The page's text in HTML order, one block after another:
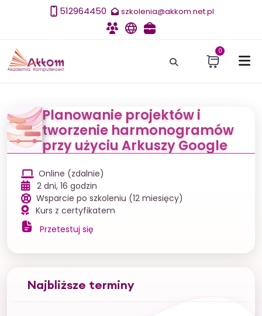
512964450 szkolenia@akkom.net.pl
SzkoleniaE-learningSzkolenia dla firm
0
Planowanie projektów i
tworzenie harmonogramów
przy użyciu Arkuszy Google
Online (zdalnie)
2 dni, 16 godzin
Wsparcie po szkoleniu (12 miesięcy)
Kurs z certyfikatem
Przetestuj się
Najbliższe terminy